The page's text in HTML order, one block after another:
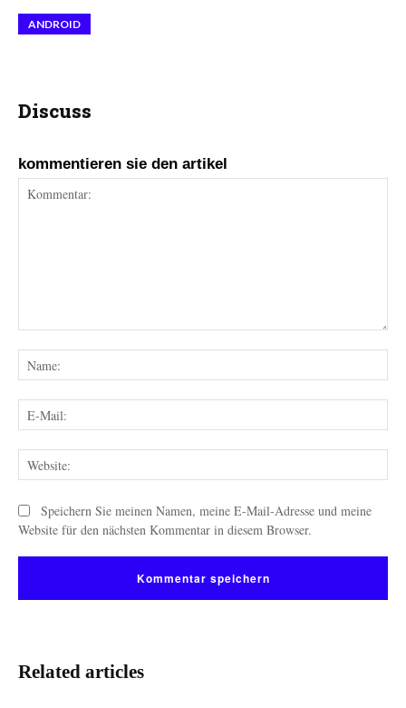
ANDROID
Discuss
kommentieren sie den artikel
Speichern Sie meinen Namen, meine E-Mail-Adresse und meine
Website für den nächsten Kommentar in diesem Browser.
Related articles